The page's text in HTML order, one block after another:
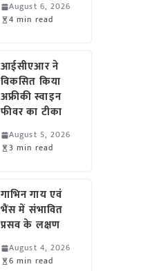
August 6, 2026
4 min read
आईसीएआर ने
विकसित किया
अफ्रीकी स्वाइन
फीवर का टीका
August 5, 2026
3 min read
गाभिन गाय एवं
भैंस में संभावित
प्रसव के लक्षण
August 4, 2026
6 min read